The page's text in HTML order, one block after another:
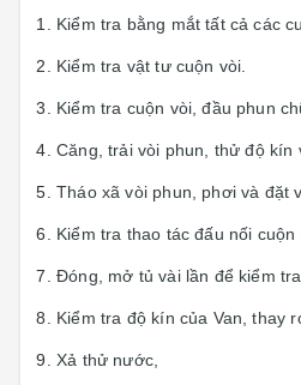
Kiểm tra bằng mắt tất cả các
Kiểm tra vật tư cuộn vòi.
Kiểm tra cuộn vòi, đầu phun
Căng, trải vòi phun, thử độ kín
Tháo xã vòi phun, phơi và đặt
Kiểm tra thao tác đấu nối cuộn
Đóng, mở tủ vài lần để kiểm
Kiểm tra độ kín của Van, thay
Xả thử nước,